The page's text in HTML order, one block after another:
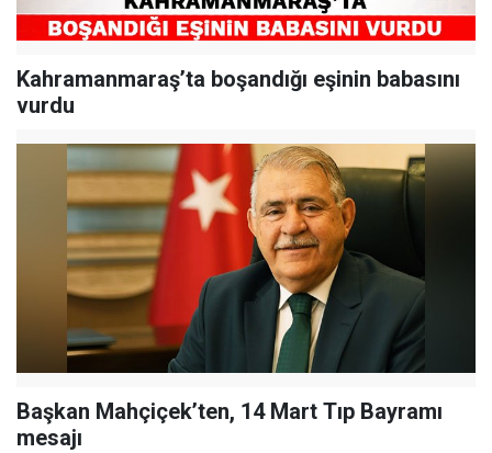
Kahramanmaraş’ta boşandığı eşinin babasını
vurdu
Başkan Mahçiçek’ten, 14 Mart Tıp Bayramı
mesajı